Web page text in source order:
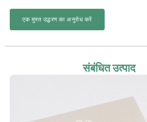
एक मुफ्त उद्धरण का अनुरोध करें
संबंधित उत्पाद